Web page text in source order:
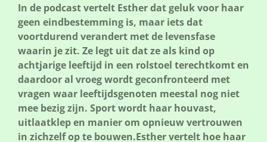
In de podcast vertelt Esther dat geluk voor haar
geen eindbestemming is, maar iets dat
voortdurend verandert met de levensfase
waarin je zit. Ze legt uit dat ze als kind op
achtjarige leeftijd in een rolstoel terechtkomt en
daardoor al vroeg wordt geconfronteerd met
vragen waar leeftijdsgenoten meestal nog niet
mee bezig zijn. Sport wordt haar houvast,
uitlaatklep en manier om opnieuw vertrouwen
in zichzelf op te bouwen.Esther vertelt hoe haar